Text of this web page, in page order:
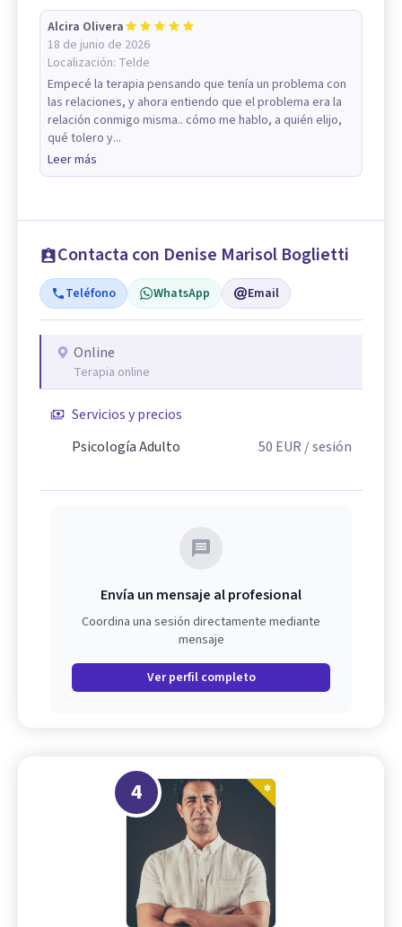
Alcira Olivera
18 de junio de 2026
Localización: Telde
Empecé la terapia pensando que tenía un problema con
las relaciones, y ahora entiendo que el problema era la
relación conmigo misma.. cómo me hablo, a quién elijo,
qué tolero y...
Leer más
Contacta con Denise Marisol Boglietti
Teléfono WhatsApp Email
Online
Terapia online
Servicios y precios
Psicología Adulto
50 EUR / sesión
Envía un mensaje al profesional
Coordina una sesión directamente mediante
mensaje
Ver perfil completo
4